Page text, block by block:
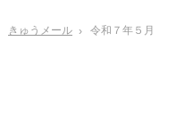
きゅうメール 令和７年５月